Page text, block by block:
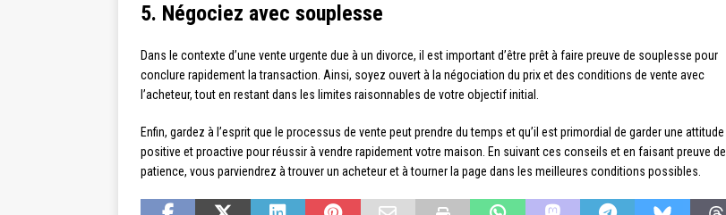
5. Négociez avec souplesse
Dans le contexte d’une vente urgente due à un divorce, il est important d’être prêt à faire preuve de souplesse pour
conclure rapidement la transaction. Ainsi, soyez ouvert à la négociation du prix et des conditions de vente avec
l’acheteur, tout en restant dans les limites raisonnables de votre objectif initial.
Enfin, gardez à l’esprit que le processus de vente peut prendre du temps et qu’il est primordial de garder une attitude
positive et proactive pour réussir à vendre rapidement votre maison. En suivant ces conseils et en faisant preuve de
patience, vous parviendrez à trouver un acheteur et à tourner la page dans les meilleures conditions possibles.